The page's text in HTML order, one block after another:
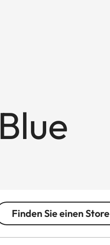
Finden Sie einen Store